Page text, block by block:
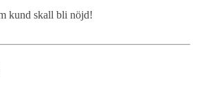
kund skall bli nöjd!